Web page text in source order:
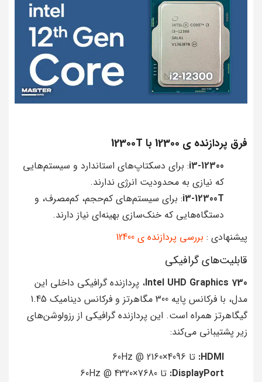
فرق پردازنده ی 12300 با 12300T
i3-12300: برای دسکتاپ‌های استاندارد و سیستم‌هایی
که نیازی به محدودیت انرژی ندارند.
i3-12300T: برای سیستم‌های کم‌حجم، کم‌مصرف، و
دستگاه‌هایی که خنک‌سازی بهینه‌ای نیاز دارند.
پیشنهادی : بررسی پردازنده ی 12400
قابلیت‌های گرافیکی
Intel UHD Graphics 730، پردازنده گرافیکی داخلی این
مدل، با فرکانس پایه 300 مگاهرتز و فرکانس دینامیک 1.45
گیگاهرتز همراه است. این پردازنده گرافیکی از رزولوشن‌های
زیر پشتیبانی می‌کند:
HDMI: تا 4096×2160 @ 60Hz
DisplayPort: تا 7680×4320 @ 60Hz